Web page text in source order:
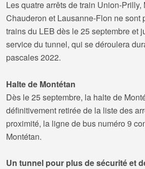
Les quatre arrêts de train Union-
Chauderon et Lausanne-Flon ne sont
trains du LEB dès le 25 septembre et
service du tunnel, qui se déroulera
pascales 2022.
Halte de Montétan
Dès le 25 septembre, la halte de
définitivement retirée de la liste des
proximité, la ligne de bus numéro 9
Montétan.
Un tunnel pour plus de sécurité et